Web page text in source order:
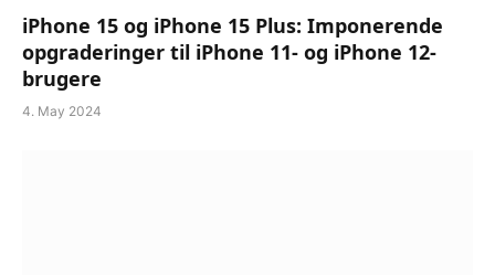
iPhone 15 og iPhone 15 Plus: Imponerende
opgraderinger til iPhone 11- og iPhone 12-
brugere
4. May 2024